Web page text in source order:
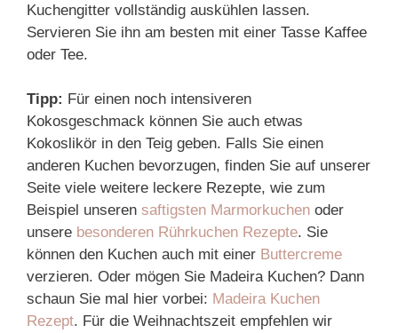
Kuchengitter vollständig auskühlen lassen.
Servieren Sie ihn am besten mit einer Tasse Kaffee
oder Tee.
Tipp: Für einen noch intensiveren
Kokosgeschmack können Sie auch etwas
Kokoslikör in den Teig geben. Falls Sie einen
anderen Kuchen bevorzugen, finden Sie auf unserer
Seite viele weitere leckere Rezepte, wie zum
Beispiel unseren saftigsten Marmorkuchen oder
unsere besonderen Rührkuchen Rezepte. Sie
können den Kuchen auch mit einer Buttercreme
verzieren. Oder mögen Sie Madeira Kuchen? Dann
schaun Sie mal hier vorbei: Madeira Kuchen
Rezept. Für die Weihnachtszeit empfehlen wir